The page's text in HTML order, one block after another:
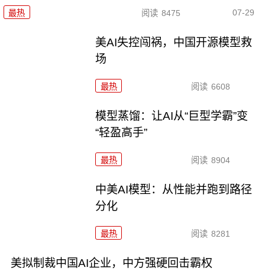
最热 阅读 8475 07-29
美AI失控闯祸，中国开源模型救
场
最热 阅读 6608
模型蒸馏：让AI从“巨型学霸”变
“轻盈高手”
最热 阅读 8904
中美AI模型：从性能并跑到路径
分化
最热 阅读 8281
美拟制裁中国AI企业，中方强硬回击霸权